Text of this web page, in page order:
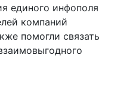
единого инфополя
компаний
помогли связать